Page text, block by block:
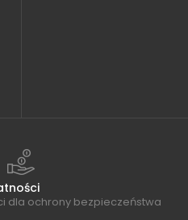
dla ochrony bezpieczeństwa